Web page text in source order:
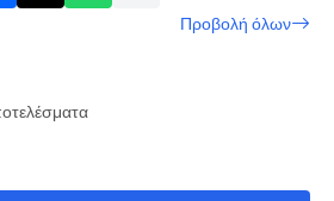
Προβολή όλων